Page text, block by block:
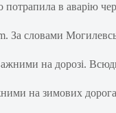
потрапила в аварію
За словами
на дорозі.
на зимових